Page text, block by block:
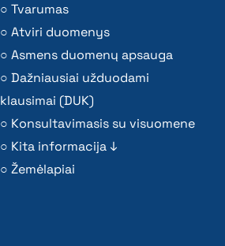
Tvarumas
Atviri duomenys
Asmens duomenų apsauga
Dažniausiai užduodami
klausimai (DUK)
Konsultavimasis su visuomene
Kita informacija ↓
Žemėlapiai